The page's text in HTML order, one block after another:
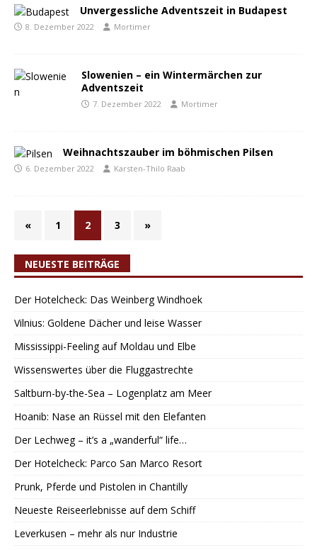
Unvergessliche Adventszeit in Budapest
8. Dezember 2022 Mortimer
Slowenien – ein Wintermärchen zur
Adventszeit
7. Dezember 2022 Mortimer
Weihnachtszauber im böhmischen Pilsen
6. Dezember 2022 Karsten-Thilo Raab
« 1 2 3 »
NEUESTE BEITRÄGE
Der Hotelcheck: Das Weinberg Windhoek
Vilnius: Goldene Dächer und leise Wasser
Mississippi-Feeling auf Moldau und Elbe
Wissenswertes über die Fluggastrechte
Saltburn-by-the-Sea – Logenplatz am Meer
Hoanib: Nase an Rüssel mit den Elefanten
Der Lechweg – it’s a „wanderful“ life…
Der Hotelcheck: Parco San Marco Resort
Prunk, Pferde und Pistolen in Chantilly
Neueste Reiseerlebnisse auf dem Schiff
Leverkusen – mehr als nur Industrie